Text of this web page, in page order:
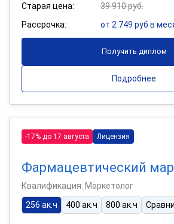
Старая цена:
39 910 руб.
Рассрочка:
от 2 749 руб в
Получить диплом
Подробнее
-17% до 17 августа Лицензия
Фармацевтический
Квалификация: Маркетолог
256 ак.ч
400 ак.ч 800 ак.ч